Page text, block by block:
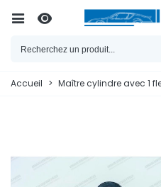
Accueil > Maître cylindre avec 1